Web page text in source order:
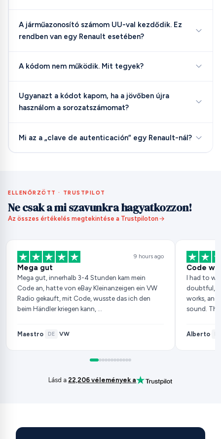
A járműazonosító számom UU-val kezdődik. Ez
rendben van egy Renault esetében?
A kódom nem működik. Mit tegyek?
Ugyanazt a kódot kapom, ha a jövőben újra
használom a sorozatszámomat?
Mi az a „clave de autenticación” egy Renault-nál?
ELLENŐRZÖTT · TRUSTPILOT
Ne csak a mi szavunkra hagyatkozzon!
Az összes értékelés megtekintése a Trustpiloton
9 hours ago
Mega gut
Mega gut, innerhalb 3-4 Stunden kam mein
Code an, hatte von eBay Kleinanzeigen ein VW
Radio gekauft, mit Code, wusste das ich den
beim Händler kriegen kann, …
Maestro· DE ·VW
Code
I had to
doubtful,
works, and
sound.
Alberto·
Lásd a22,206 vélemények a